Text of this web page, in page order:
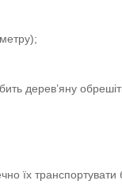
дерев’яну
їх транспортувати